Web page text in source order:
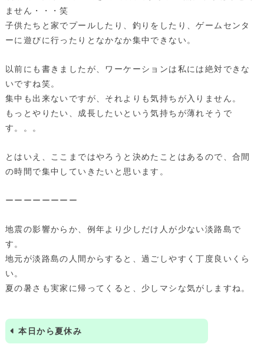
ません・・・笑
子供たちと家でプールしたり、釣りをしたり、ゲームセンタ
ーに遊びに行ったりとなかなか集中できない。
以前にも書きましたが、ワーケーションは私には絶対できな
いですね笑。
集中も出来ないですが、それよりも気持ちが入りません。
もっとやりたい、成長したいという気持ちが薄れそうで
す。。。
とはいえ、ここまではやろうと決めたことはあるので、合間
の時間で集中していきたいと思います。
ーーーーーーーー
地震の影響からか、例年より少しだけ人が少ない淡路島で
す。
地元が淡路島の人間からすると、過ごしやすく丁度良いくら
い。
夏の暑さも実家に帰ってくると、少しマシな気がしますね。
本日から夏休み